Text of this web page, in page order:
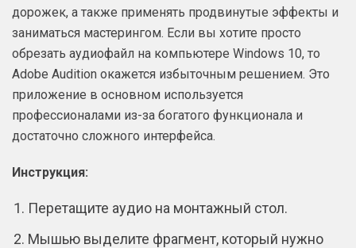
дорожек, а также применять продвинутые эффекты и
заниматься мастерингом. Если вы хотите просто
обрезать аудиофайл на компьютере Windows 10, то
Adobe Audition окажется избыточным решением. Это
приложение в основном используется
профессионалами из-за богатого функционала и
достаточно сложного интерфейса.
Инструкция:
Перетащите аудио на монтажный стол.
Мышью выделите фрагмент, который нужно